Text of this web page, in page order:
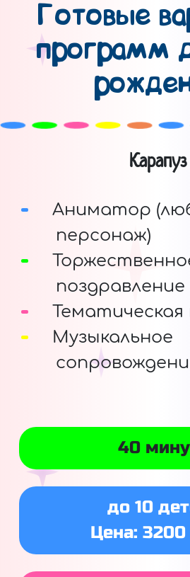
Готовые
программ
Карапуз
Аниматор
персонаж)
поздравление
Музыкальное
40
до 10
Цена: 3200